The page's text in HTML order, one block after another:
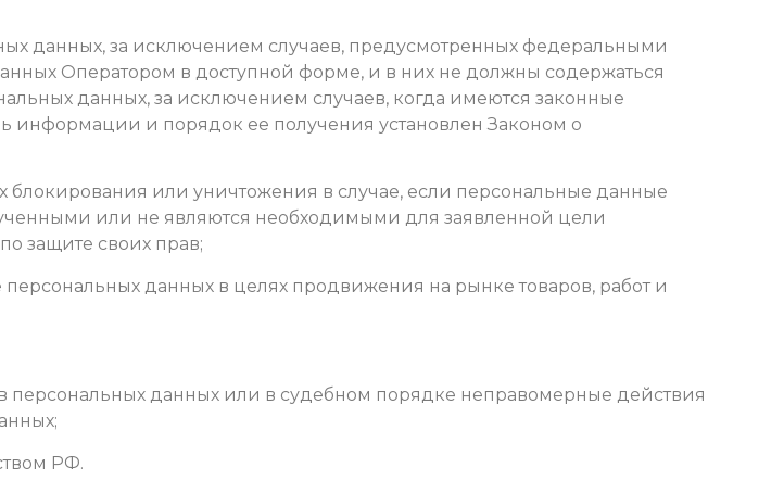
данных, за исключением случаев, предусмотренных федеральными
Оператором в доступной форме, и в них не должны содержаться
данных, за исключением случаев, когда имеются законные
информации и порядок ее получения установлен Законом о
блокирования или уничтожения в случае, если персональные данные
или не являются необходимыми для заявленной цели
защите своих прав;
данных в целях продвижения на рынке товаров, работ и
персональных данных или в судебном порядке неправомерные действия
РФ.